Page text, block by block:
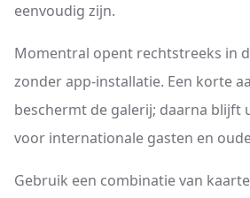
eenvoudig zijn.
Momentral opent rechtstreeks in
zonder app-installatie. Een korte
beschermt de galerij; daarna blijft
voor internationale gasten en
Gebruik een combinatie van